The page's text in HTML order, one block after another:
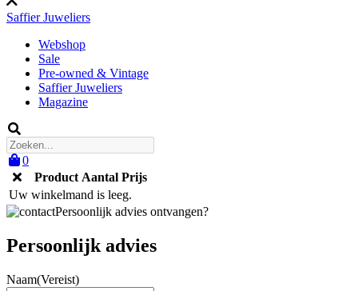
Saffier Juweliers
Webshop
Sale
Pre-owned & Vintage
Saffier Juweliers
Magazine
0
Product Aantal Prijs
Uw winkelmand is leeg.
Persoonlijk advies ontvangen?
Persoonlijk advies
Naam(Vereist)